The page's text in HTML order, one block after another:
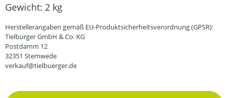
Gewicht: 2 kg
Herstellerangaben gemäß EU-Produktsicherheitsverordnung (GPSR):
Tielbürger GmbH & Co. KG
Postdamm 12
32351 Stemwede
verkauf@tielbuerger.de